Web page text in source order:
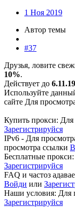
1 Ноя 2019
Автор темы
#37
Друзья, ловите
10%.
Действует до 6.11.19
Используйте
сайте Для
Купить прокси: Для
Зарегистрируйся
IPv6 - Для
просмотра ссылки
Бесплатные прокси:
Зарегистрируйся
FAQ и частоз
Войди или
Наши условия: Для
Зарегистрируйся